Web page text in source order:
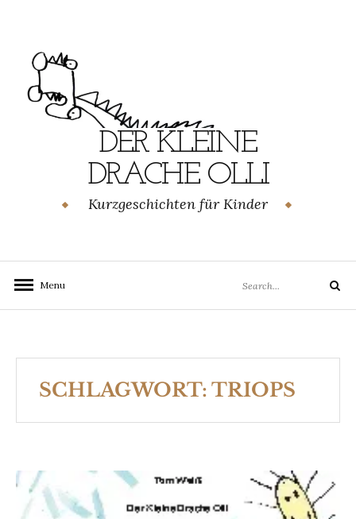
content
DER KLEINE
DRACHE OLLI
Kurzgeschichten für Kinder
Menu
for:
Search
SCHLAGWORT: TRIOPS